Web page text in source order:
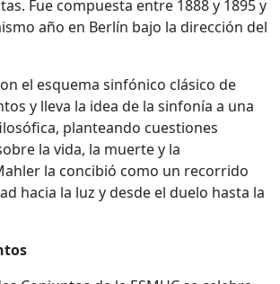
Fue compuesta entre 1888 y 1895 y
año en Berlín bajo la dirección del
el esquema sinfónico clásico de
y lleva la idea de la sinfonía a una
planteando cuestiones
la vida, la muerte y la
la concibió como un recorrido
hacia la luz y desde el duelo hasta la